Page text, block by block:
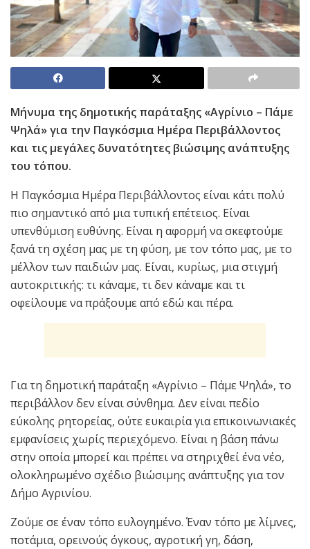
Μήνυμα της δημοτικής παράταξης «Αγρίνιο – Πάμε
Ψηλά» για την Παγκόσμια Ημέρα Περιβάλλοντος
και τις μεγάλες δυνατότητες βιώσιμης ανάπτυξης
του τόπου.
Η Παγκόσμια Ημέρα Περιβάλλοντος είναι κάτι πολύ
πιο σημαντικό από μια τυπική επέτειος. Είναι
υπενθύμιση ευθύνης. Είναι η αφορμή να σκεφτούμε
ξανά τη σχέση μας με τη φύση, με τον τόπο μας, με το
μέλλον των παιδιών μας. Είναι, κυρίως, μια στιγμή
αυτοκριτικής: τι κάναμε, τι δεν κάναμε και τι
οφείλουμε να πράξουμε από εδώ και πέρα.
Για τη δημοτική παράταξη «Αγρίνιο – Πάμε Ψηλά», το
περιβάλλον δεν είναι σύνθημα. Δεν είναι πεδίο
εύκολης ρητορείας, ούτε ευκαιρία για επικοινωνιακές
εμφανίσεις χωρίς περιεχόμενο. Είναι η βάση πάνω
στην οποία μπορεί και πρέπει να στηριχθεί ένα νέο,
ολοκληρωμένο σχέδιο βιώσιμης ανάπτυξης για τον
Δήμο Αγρινίου.
Ζούμε σε έναν τόπο ευλογημένο. Έναν τόπο με λίμνες,
ποτάμια, ορεινούς όγκους, αγροτική γη, δάση,